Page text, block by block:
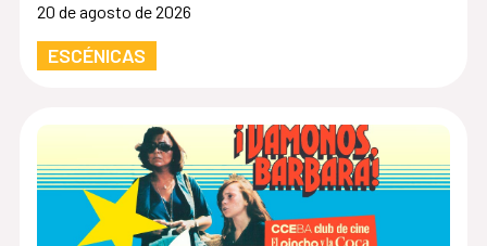
20 de agosto de 2026
ESCÉNICAS